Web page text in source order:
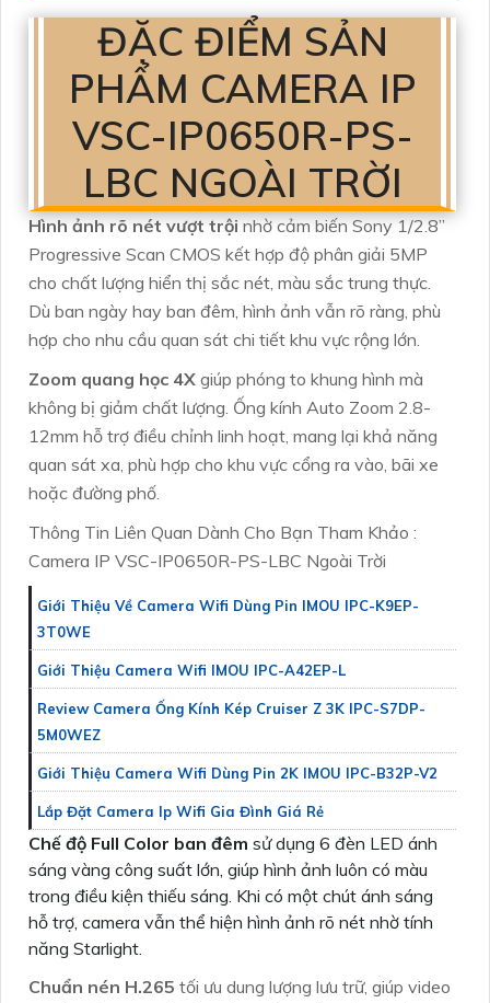
ĐẶC ĐIỂM SẢN
PHẨM CAMERA IP
VSC-IP0650R-PS-
LBC NGOÀI TRỜI
Hình ảnh rõ nét vượt trội nhờ cảm biến Sony 1/2.8”
Progressive Scan CMOS kết hợp độ phân giải 5MP
cho chất lượng hiển thị sắc nét, màu sắc trung thực.
Dù ban ngày hay ban đêm, hình ảnh vẫn rõ ràng, phù
hợp cho nhu cầu quan sát chi tiết khu vực rộng lớn.
Zoom quang học 4X giúp phóng to khung hình mà
không bị giảm chất lượng. Ống kính Auto Zoom 2.8-
12mm hỗ trợ điều chỉnh linh hoạt, mang lại khả năng
quan sát xa, phù hợp cho khu vực cổng ra vào, bãi xe
hoặc đường phố.
Thông Tin Liên Quan Dành Cho Bạn Tham Khảo :
Camera IP VSC-IP0650R-PS-LBC Ngoài Trời
Giới Thiệu Về Camera Wifi Dùng Pin IMOU IPC-K9EP-
3T0WE
Giới Thiệu Camera Wifi IMOU IPC-A42EP-L
Review Camera Ống Kính Kép Cruiser Z 3K IPC-S7DP-
5M0WEZ
Giới Thiệu Camera Wifi Dùng Pin 2K IMOU IPC-B32P-V2
Lắp Đặt Camera Ip Wifi Gia Đình Giá Rẻ
Chế độ Full Color ban đêm sử dụng 6 đèn LED ánh
sáng vàng công suất lớn, giúp hình ảnh luôn có màu
trong điều kiện thiếu sáng. Khi có một chút ánh sáng
hỗ trợ, camera vẫn thể hiện hình ảnh rõ nét nhờ tính
năng Starlight.
Chuẩn nén H.265 tối ưu dung lượng lưu trữ, giúp video